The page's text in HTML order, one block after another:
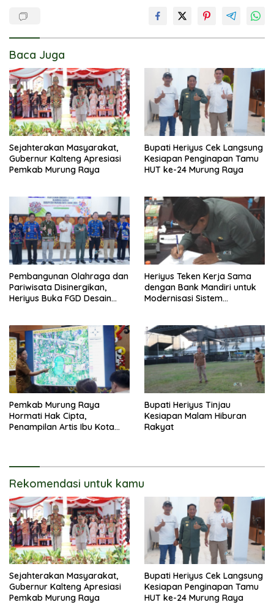
Baca Juga
Sejahterakan Masyarakat,
Gubernur Kalteng Apresiasi
Pemkab Murung Raya
Bupati Heriyus Cek Langsung
Kesiapan Penginapan Tamu
HUT ke-24 Murung Raya
Pembangunan Olahraga dan
Pariwisata Disinergikan,
Heriyus Buka FGD Desain
Heriyus Teken Kerja Sama
dengan Bank Mandiri untuk
Modernisasi Sistem
Pemkab Murung Raya
Hormati Hak Cipta,
Penampilan Artis Ibu Kota
Bupati Heriyus Tinjau
Kesiapan Malam Hiburan
Rakyat
Rekomendasi untuk kamu
Sejahterakan Masyarakat,
Gubernur Kalteng Apresiasi
Pemkab Murung Raya
Bupati Heriyus Cek Langsung
Kesiapan Penginapan Tamu
HUT ke-24 Murung Raya